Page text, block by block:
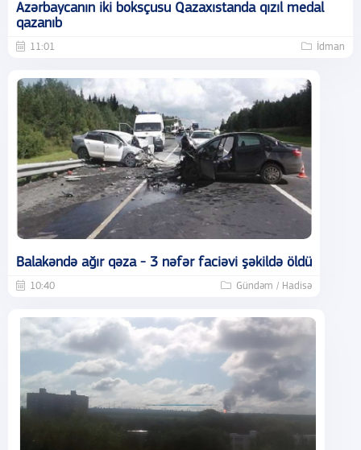
Azərbaycanın iki boksçusu Qazaxıstanda qızıl medal
qazanıb
11:01 İdman
Balakəndə ağır qəza - 3 nəfər faciəvi şəkildə öldü
10:40 Gündəm / Hadisə